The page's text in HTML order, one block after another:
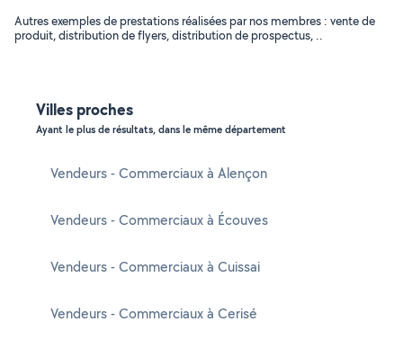
Autres exemples de prestations réalisées par nos membres : vente de
produit, distribution de flyers, distribution de prospectus, ..
Villes proches
Ayant le plus de résultats, dans le même département
Vendeurs - Commerciaux à Alençon
Vendeurs - Commerciaux à Écouves
Vendeurs - Commerciaux à Cuissai
Vendeurs - Commerciaux à Cerisé